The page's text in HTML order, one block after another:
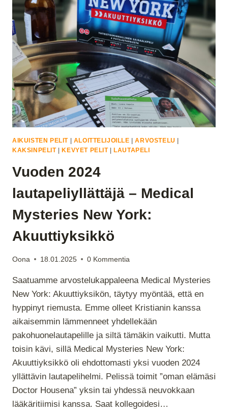
AIKUISTEN PELIT| ALOITTELIJOILLE |ARVOSTELU
KAKSINPELIT| KEVYET PELIT| LAUTAPELI
Vuoden 2024
lautapeliyllättäjä – Medical
Mysteries New York:
Akuuttiyksikkö
Oona 18.01.2025 0 Kommentia
Saatuamme arvostelukappaleena Medical Mysteries
New York: Akuuttiyksikön, täytyy myöntää, että en
hyppinyt riemusta. Emme olleet Kristianin kanssa
aikaisemmin lämmenneet yhdellekään
pakohuonelautapelille ja siltä tämäkin vaikutti. Mutta
toisin kävi, sillä Medical Mysteries New York:
Akuuttiyksikkö oli ehdottomasti yksi vuoden 2024
yllättävin lautapelihelmi. Pelissä toimit ”oman elämäsi
Doctor Housena” yksin tai yhdessä neuvokkaan
lääkäritiimisi kanssa. Saat kollegoidesi…